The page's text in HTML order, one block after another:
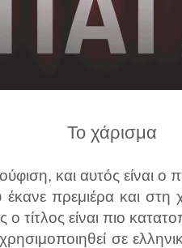
Το χάρισμα
και αυτός είναι ο
έκανε πρεμιέρα και
τίτλος είναι πιο
σε